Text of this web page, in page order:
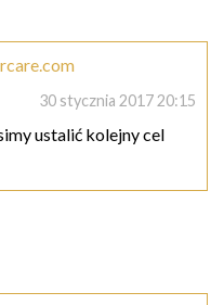
30 stycznia 2017 20:15
ustalić kolejny cel